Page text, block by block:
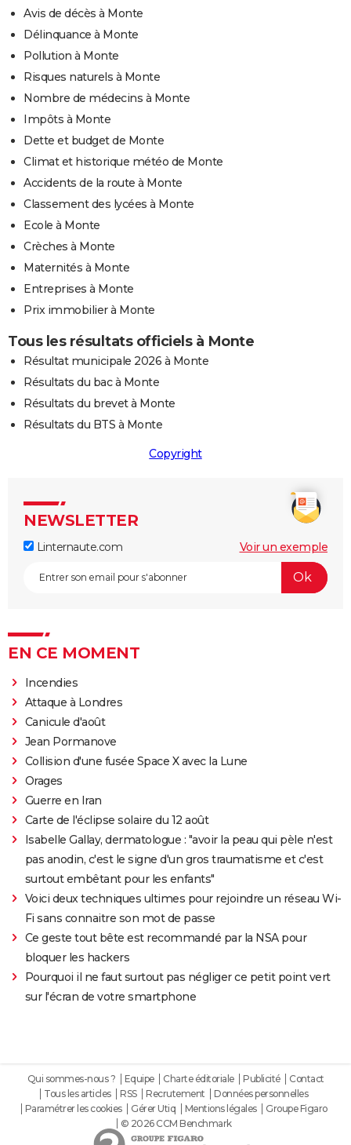
Avis de décès à Monte
Délinquance à Monte
Pollution à Monte
Risques naturels à Monte
Nombre de médecins à Monte
Impôts à Monte
Dette et budget de Monte
Climat et historique météo de Monte
Accidents de la route à Monte
Classement des lycées à Monte
Ecole à Monte
Crèches à Monte
Maternités à Monte
Entreprises à Monte
Prix immobilier à Monte
Tous les résultats officiels à Monte
Résultat municipale 2026 à Monte
Résultats du bac à Monte
Résultats du brevet à Monte
Résultats du BTS à Monte
Copyright
NEWSLETTER
Linternaute.com Voir un exemple
EN CE MOMENT
Incendies
Attaque à Londres
Canicule d'août
Jean Pormanove
Collision d'une fusée Space X avec la Lune
Orages
Guerre en Iran
Carte de l'éclipse solaire du 12 août
Isabelle Gallay, dermatologue : "avoir la peau qui pèle n'est
pas anodin, c'est le signe d'un gros traumatisme et c'est
surtout embêtant pour les enfants"
Voici deux techniques ultimes pour rejoindre un réseau Wi-
Fi sans connaitre son mot de passe
Ce geste tout bête est recommandé par la NSA pour
bloquer les hackers
Pourquoi il ne faut surtout pas négliger ce petit point vert
sur l'écran de votre smartphone
Qui sommes-nous ? Equipe Charte éditoriale Publicité
Contact
Tous les articles
RSS Recrutement
Données personnelles
Paramétrer les cookies
Gérer Utiq Mentions légales
Groupe Figaro
© 2026 CCM Benchmark